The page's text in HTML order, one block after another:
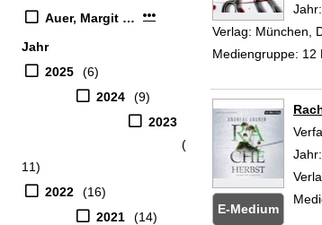
Auer, Margit (Verfasser) Mehr Verfasser-Filter
Jahr
2025
(6)
2024
(9)
2023
(
11)
2022
(16)
2021
(14)
Jahr:
Verlag: München,
Mediengruppe: 12
E-Medium
Jahr: